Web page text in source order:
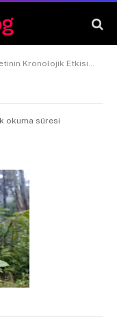
Kronolojik Etkisi
okuma süresi